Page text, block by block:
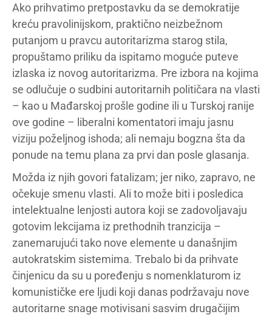
Ako prihvatimo pretpostavku da se demokratije
kreću pravolinijskom, praktično neizbežnom
putanjom u pravcu autoritarizma starog stila,
propuštamo priliku da ispitamo moguće puteve
izlaska iz novog autoritarizma. Pre izbora na kojima
se odlučuje o sudbini autoritarnih političara na vlasti
– kao u Mađarskoj prošle godine ili u Turskoj ranije
ove godine – liberalni komentatori imaju jasnu
viziju poželjnog ishoda; ali nemaju bogzna šta da
ponude na temu plana za prvi dan posle glasanja.
Možda iz njih govori fatalizam; jer niko, zapravo, ne
očekuje smenu vlasti. Ali to može biti i posledica
intelektualne lenjosti autora koji se zadovoljavaju
gotovim lekcijama iz prethodnih tranzicija –
zanemarujući tako nove elemente u današnjim
autokratskim sistemima. Trebalo bi da prihvate
činjenicu da su u poređenju s nomenklaturom iz
komunističke ere ljudi koji danas podržavaju nove
autoritarne snage motivisani sasvim drugačijim